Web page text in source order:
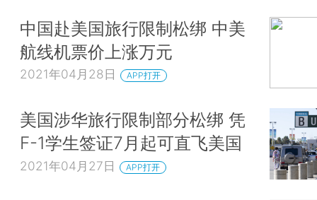
中国赴美国旅行限制松绑 中美
航线机票价上涨万元
2021年04月28日 APP打开
美国涉华旅行限制部分松绑 凭
F-1学生签证7月起可直飞美国
2021年04月27日 APP打开